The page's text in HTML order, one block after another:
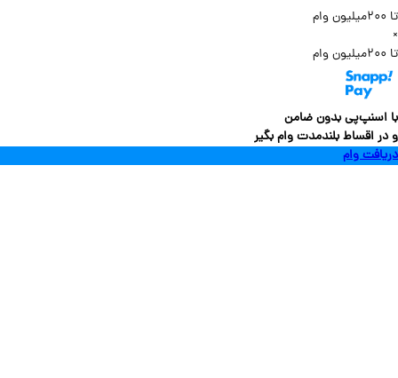
بدون ضامن
بلندمدت وام بگیر
وام